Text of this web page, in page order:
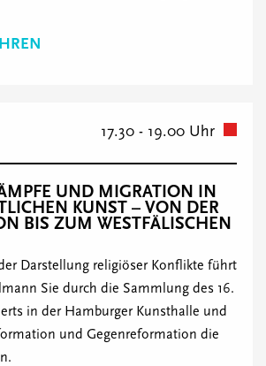
17.30 - 19.00 Uhr
UND MIGRATION IN
KUNST – VON DER
BIS ZUM WESTFÄLISCHEN
Darstellung religiöser Konflikte führt
Sie durch die Sammlung des 16.
in der Hamburger Kunsthalle und
und Gegenreformation die